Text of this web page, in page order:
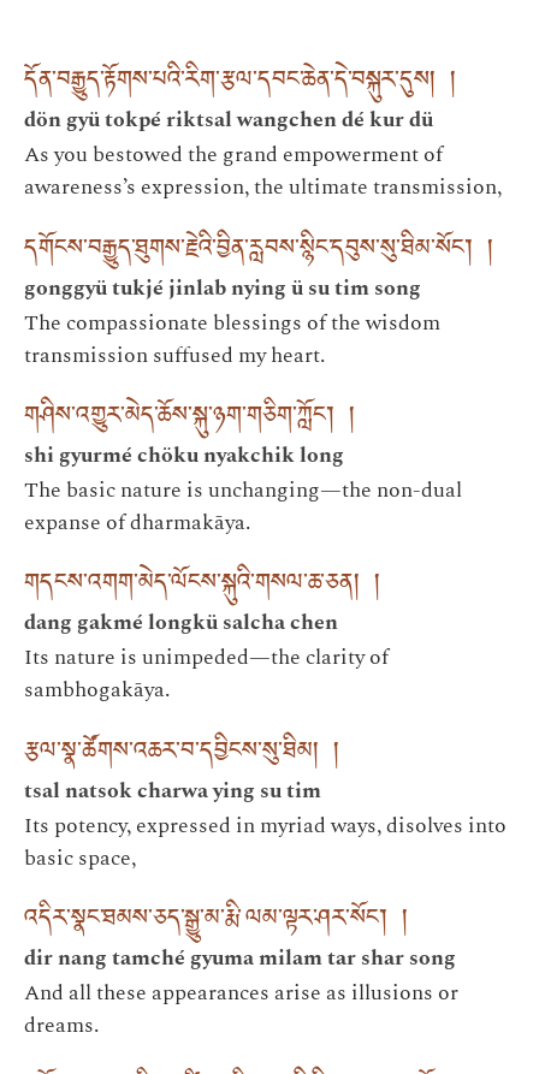
དོན་བརྒྱུད་རྟོགས་པའི་རིག་རྩལ་དབང་ཆེན་དེ་བསྐུར་དུས། །
dön gyü tokpé riktsal wangchen dé kur dü
As you bestowed the grand empowerment of
awareness’s expression, the ultimate transmission,
དགོངས་བརྒྱུད་ཐུགས་རྗེའི་བྱིན་རླབས་སྙིང་དབུས་སུ་ཐིམ་སོང་། །
gonggyü tukjé jinlab nying ü su tim song
The compassionate blessings of the wisdom
transmission suffused my heart.
གཤིས་འགྱུར་མེད་ཆོས་སྐུ་ཉག་གཅིག་ཀློང་། །
shi gyurmé chöku nyakchik long
The basic nature is unchanging—the non-dual
expanse of dharmakāya.
གདངས་འགག་མེད་ལོངས་སྐུའི་གསལ་ཆ་ཅན། །
dang gakmé longkü salcha chen
Its nature is unimpeded—the clarity of
sambhogakāya.
རྩལ་སྣ་ཚོགས་འཆར་བ་དབྱིངས་སུ་ཐིམ། །
tsal natsok charwa ying su tim
Its potency, expressed in myriad ways, disolves into
basic space,
འདིར་སྣང་ཐམས་ཅད་སྒྱུ་མ་རྨི་ལམ་ལྟར་ཤར་སོང་། །
dir nang tamché gyuma milam tar shar song
And all these appearances arise as illusions or
dreams.